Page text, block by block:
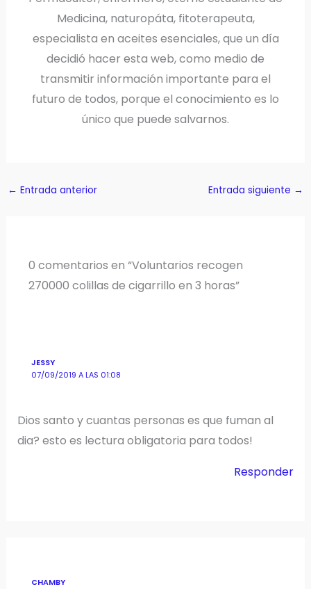
Medicina, naturopáta, fitoterapeuta,
especialista en aceites esenciales, que un día
decidió hacer esta web, como medio de
transmitir información importante para el
futuro de todos, porque el conocimiento es lo
único que puede salvarnos.
← Entrada anterior Entrada siguiente →
0 comentarios en “Voluntarios recogen
270000 colillas de cigarrillo en 3 horas”
JESSY
07/09/2019 A LAS 01:08
Dios santo y cuantas personas es que fuman al
dia? esto es lectura obligatoria para todos!
Responder
CHAMBY